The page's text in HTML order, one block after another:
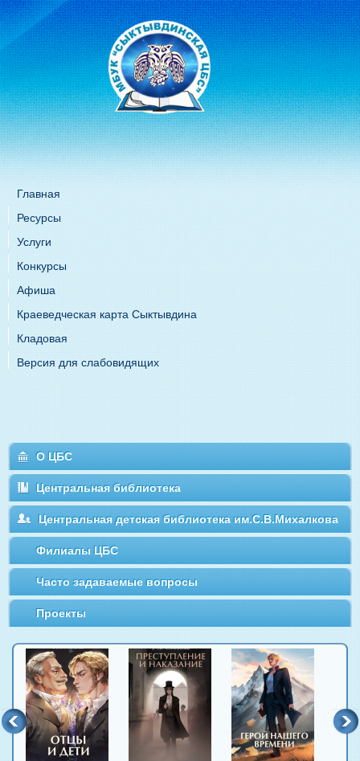
Главная
Ресурсы
Услуги
Конкурсы
Афиша
Краеведческая карта Сыктывдина
Кладовая
Версия для слабовидящих
О ЦБС
Центральная библиотека
Центральная детская библиотека им.С.В.Михалкова
Филиалы ЦБС
Часто задаваемые вопросы
Проекты